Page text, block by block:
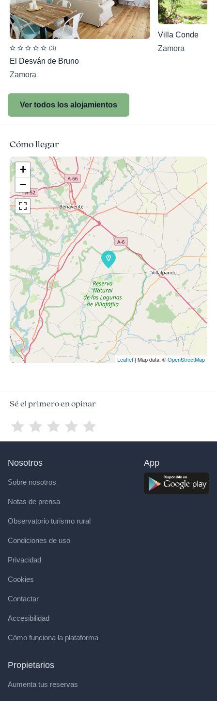
(3)
El Desván de Bruno
Zamora
Villa Conde
Zamora
Ver todos los alojamientos
Cómo llegar
+
−
Leaflet | Map data: ©OpenStreetMap
Sé el primero en opinar
Nosotros
Sobre nosotros
Notas de prensa
Observatorio turismo rural
Condiciones de uso
Privacidad
Cookies
Contactar
Accesibilidad
Cómo funciona la plataforma
Propietarios
Aumenta tus reservas
App